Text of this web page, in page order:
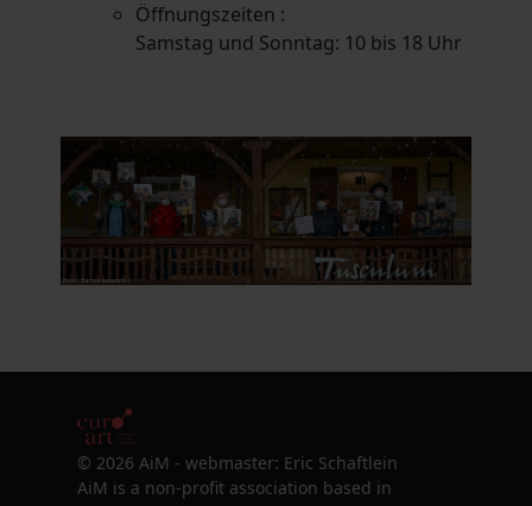
Öffnungszeiten :
Samstag und Sonntag: 10 bis 18 Uhr
© 2026 AiM - webmaster: Eric Schaftlein
AiM is a non-profit association based in